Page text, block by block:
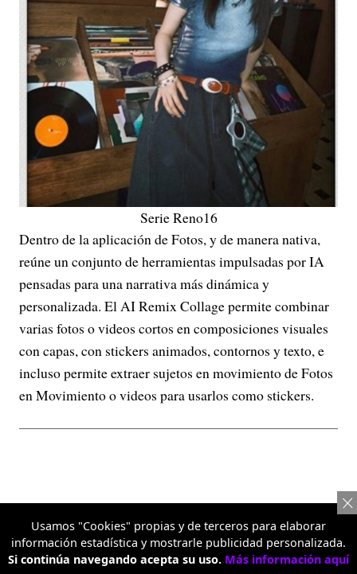
Serie Reno16
Dentro de la aplicación de Fotos, y de manera nativa,
reúne un conjunto de herramientas impulsadas por IA
pensadas para una narrativa más dinámica y
personalizada. El AI Remix Collage permite combinar
varias fotos o videos cortos en composiciones visuales
con capas, con stickers animados, contornos y texto, e
incluso permite extraer sujetos en movimiento de Fotos
en Movimiento o videos para usarlos como stickers.
Usamos "Cookies" propias y de terceros para elaborar
información estadística y mostrarle publicidad personalizada.
Si continúa navegando acepta su uso. Más información aquí